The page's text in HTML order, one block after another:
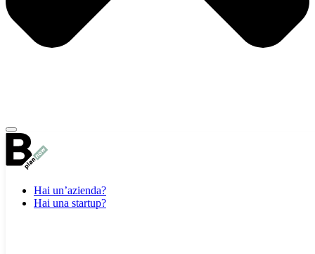
Hai un’azienda?
Hai una startup?